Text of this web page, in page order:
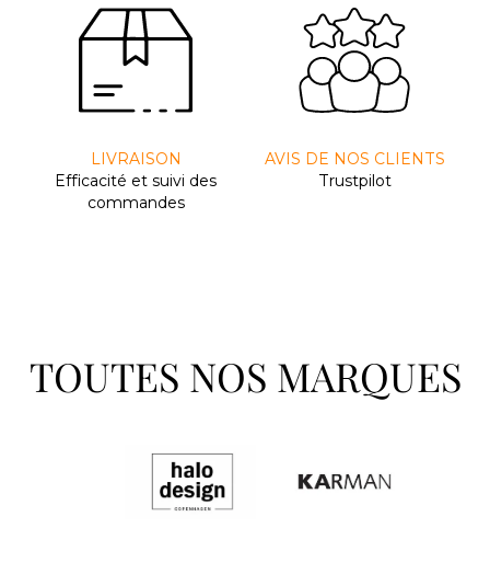
LIVRAISON
Efﬁcacité et suivi des
commandes
AVIS DE NOS CLIENTS
Trustpilot
TOUTES NOS MARQUES